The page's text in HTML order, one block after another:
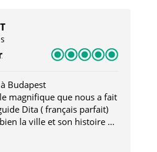
Budapest
magnifique que nous a fait
Dita ( français parfait)
la ville et son histoire et
à des lieux